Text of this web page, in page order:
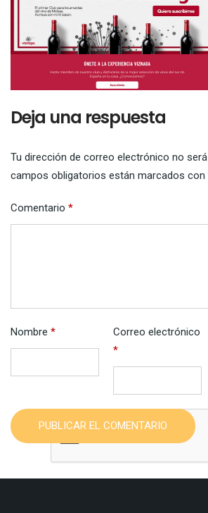
Deja una respuesta
Tu dirección de correo electrónico no será
campos obligatorios están marcados con
Comentario *
Nombre *
Correo electrónico
*
PUBLICAR EL COMENTARIO